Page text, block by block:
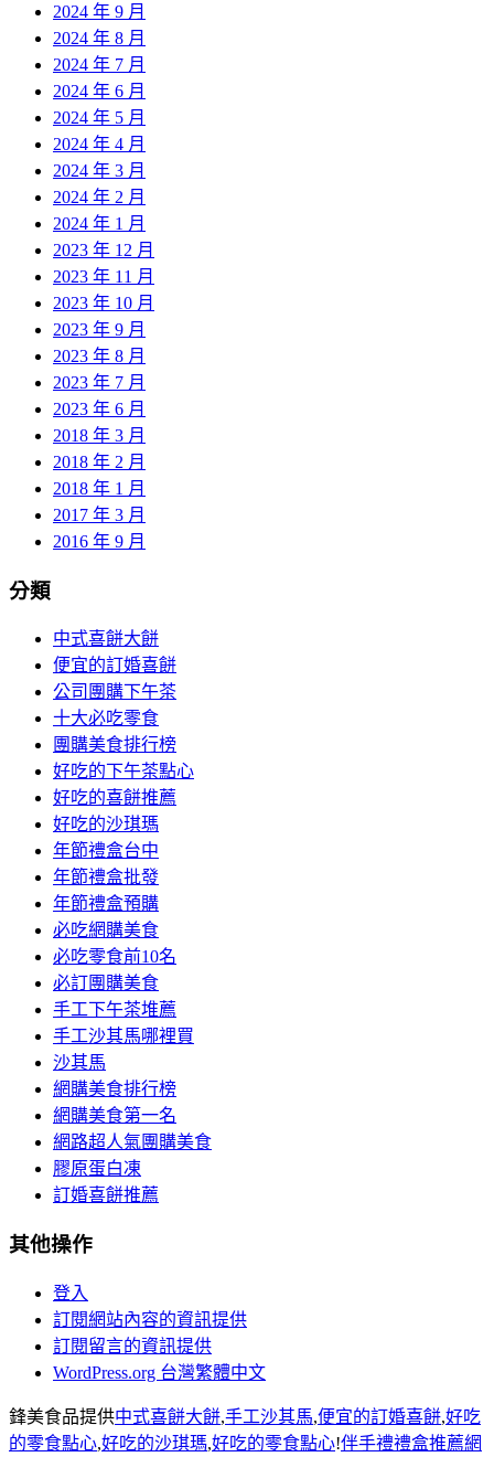
2024 年 9 月
2024 年 8 月
2024 年 7 月
2024 年 6 月
2024 年 5 月
2024 年 4 月
2024 年 3 月
2024 年 2 月
2024 年 1 月
2023 年 12 月
2023 年 11 月
2023 年 10 月
2023 年 9 月
2023 年 8 月
2023 年 7 月
2023 年 6 月
2018 年 3 月
2018 年 2 月
2018 年 1 月
2017 年 3 月
2016 年 9 月
分類
中式喜餅大餅
便宜的訂婚喜餅
公司團購下午茶
十大必吃零食
團購美食排行榜
好吃的下午茶點心
好吃的喜餅推薦
好吃的沙琪瑪
年節禮盒台中
年節禮盒批發
年節禮盒預購
必吃網購美食
必吃零食前10名
必訂團購美食
手工下午茶堆薦
手工沙其馬哪裡買
沙其馬
網購美食排行榜
網購美食第一名
網路超人氣團購美食
膠原蛋白凍
訂婚喜餅推薦
其他操作
登入
訂閱網站內容的資訊提供
訂閱留言的資訊提供
WordPress.org 台灣繁體中文
鋒美食品提供中式喜餅大餅,手工沙其馬,便宜的訂婚喜餅,好吃
的零食點心,好吃的沙琪瑪,好吃的零食點心!伴手禮禮盒推薦網